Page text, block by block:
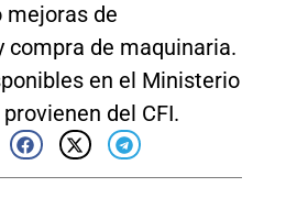
mejoras de
compra de maquinaria.
en el Ministerio
del CFI.